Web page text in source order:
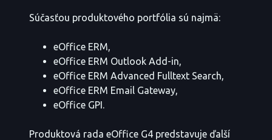
Súčasťou produktového portfólia sú najmä:
eOffice ERM,
eOffice ERM Outlook Add-in,
eOffice ERM Advanced Fulltext Search,
eOffice ERM Email Gateway,
eOffice GPI.
Produktová rada eOffice G4 predstavuje ďalší